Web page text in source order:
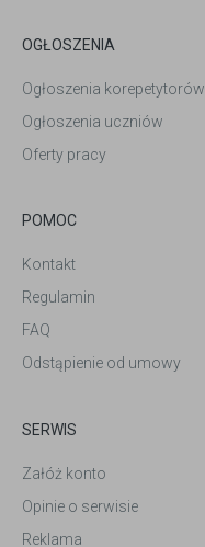
OGŁOSZENIA
Ogłoszenia korepetytorów
Ogłoszenia uczniów
Oferty pracy
POMOC
Kontakt
Regulamin
FAQ
Odstąpienie od umowy
SERWIS
Załóż konto
Opinie o serwisie
Reklama